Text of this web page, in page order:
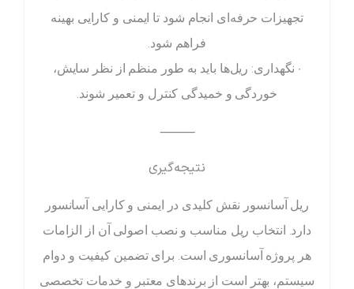
تجهیزات حرفه‌ای انجام شود تا ایمنی و کارایی بهینه
فراهم شود.
• نگهداری: ریل‌ها باید به طور منظم از نظر سایش،
خوردگی و خمیدگی کنترل و تعمیر شوند.
⸻
نتیجه‌گیری
ریل آسانسور نقش کلیدی در ایمنی و کارایی آسانسور
دارد. انتخاب ریل مناسب و نصب اصولی آن از الزامات
هر پروژه آسانسوری است. برای تضمین کیفیت و دوام
سیستم، بهتر است از برندهای معتبر و خدمات تخصصی